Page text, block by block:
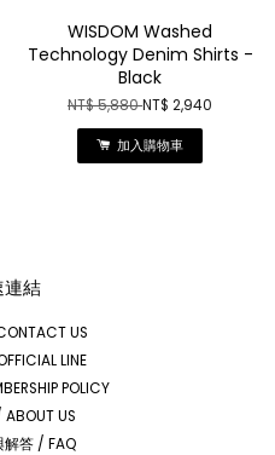
WISDOM Washed
Technology Denim Shirts -
Black
NT$ 5,880NT$ 2,940
加入購物車
連結
US
LINE
POLICY
US
解答 / FAQ